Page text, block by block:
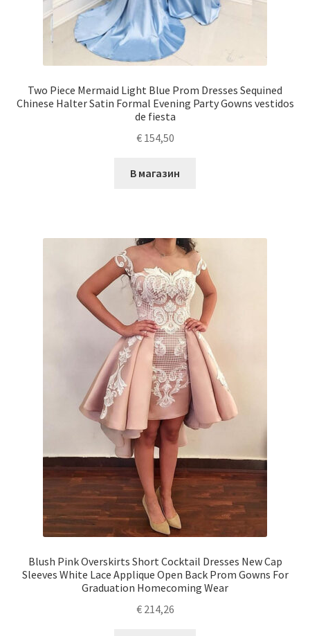
Two Piece Mermaid Light Blue Prom Dresses Sequined
Chinese Halter Satin Formal Evening Party Gowns vestidos
de fiesta
€154,50
В магазин
Blush Pink Overskirts Short Cocktail Dresses New Cap
Sleeves White Lace Applique Open Back Prom Gowns For
Graduation Homecoming Wear
€214,26